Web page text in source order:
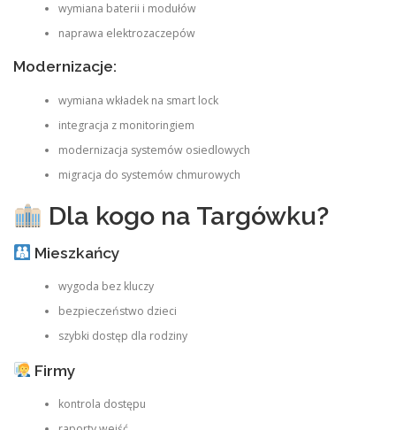
wymiana baterii i modułów
naprawa elektrozaczepów
Modernizacje:
wymiana wkładek na smart lock
integracja z monitoringiem
modernizacja systemów osiedlowych
migracja do systemów chmurowych
Dla kogo na Targówku?
Mieszkańcy
wygoda bez kluczy
bezpieczeństwo dzieci
szybki dostęp dla rodziny
Firmy
kontrola dostępu